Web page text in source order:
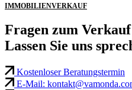
IMMOBILIENVERKAUF
Fragen zum
Lassen Sie uns
Kostenloser Beratungstermin
E-Mail: